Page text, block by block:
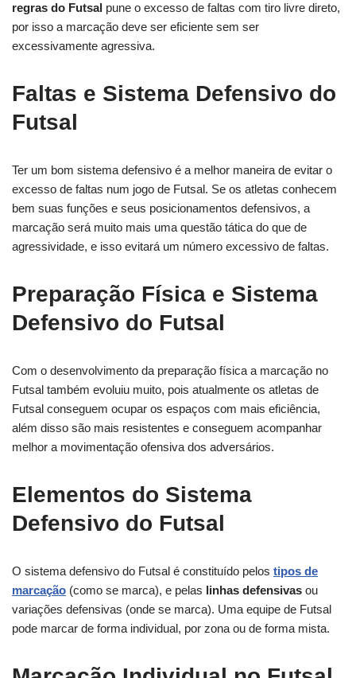
regras do Futsal pune o excesso de faltas com tiro livre direto,
por isso a marcação deve ser eficiente sem ser
excessivamente agressiva.
Faltas e Sistema Defensivo do
Futsal
Ter um bom sistema defensivo é a melhor maneira de evitar o
excesso de faltas num jogo de Futsal. Se os atletas conhecem
bem suas funções e seus posicionamentos defensivos, a
marcação será muito mais uma questão tática do que de
agressividade, e isso evitará um número excessivo de faltas.
Preparação Física e Sistema
Defensivo do Futsal
Com o desenvolvimento da preparação física a marcação no
Futsal também evoluiu muito, pois atualmente os atletas de
Futsal conseguem ocupar os espaços com mais eficiência,
além disso são mais resistentes e conseguem acompanhar
melhor a movimentação ofensiva dos adversários.
Elementos do Sistema
Defensivo do Futsal
O sistema defensivo do Futsal é constituído pelos tipos de
marcação (como se marca), e pelas linhas defensivas ou
variações defensivas (onde se marca). Uma equipe de Futsal
pode marcar de forma individual, por zona ou de forma mista.